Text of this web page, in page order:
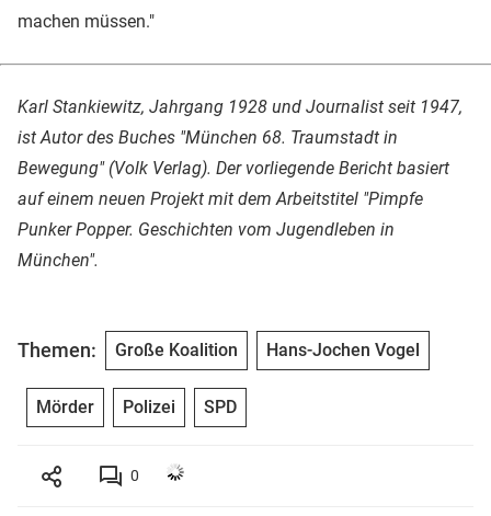
machen müssen."
Karl Stankiewitz, Jahrgang 1928 und Journalist seit 1947,
ist Autor des Buches "München 68. Traumstadt in
Bewegung" (Volk Verlag). Der vorliegende Bericht basiert
auf einem neuen Projekt mit dem Arbeitstitel "Pimpfe
Punker Popper. Geschichten vom Jugendleben in
München".
Themen: Große Koalition Hans-Jochen Vogel
Mörder Polizei SPD
0